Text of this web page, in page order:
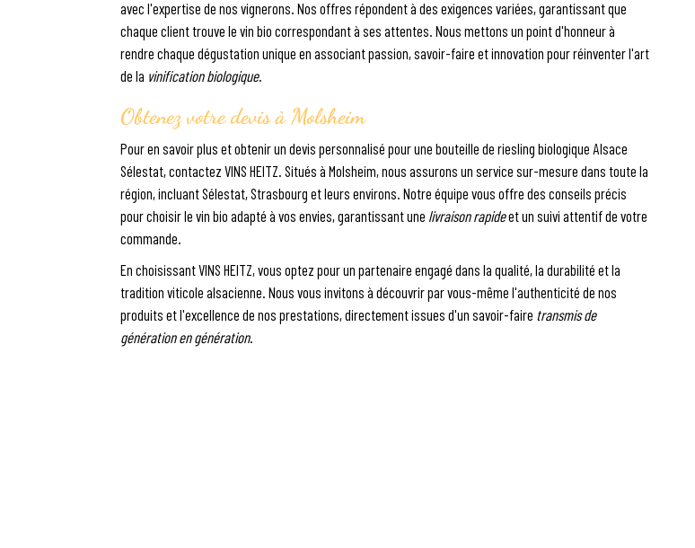
avec l'expertise de nos vignerons. Nos offres répondent à des exigences variées, garantissant que
chaque client trouve le vin bio correspondant à ses attentes. Nous mettons un point d'honneur à
rendre chaque dégustation unique en associant passion, savoir-faire et innovation pour réinventer l'art
de la vinification biologique.
Obtenez votre devis à Molsheim
Pour en savoir plus et obtenir un devis personnalisé pour une bouteille de riesling biologique Alsace
Sélestat, contactez VINS HEITZ. Situés à Molsheim, nous assurons un service sur-mesure dans toute la
région, incluant Sélestat, Strasbourg et leurs environs. Notre équipe vous offre des conseils précis
pour choisir le vin bio adapté à vos envies, garantissant une livraison rapideet un suivi attentif de votre
commande.
En choisissant VINS HEITZ, vous optez pour un partenaire engagé dans la qualité, la durabilité et la
tradition viticole alsacienne. Nous vous invitons à découvrir par vous-même l'authenticité de nos
produits et l'excellence de nos prestations, directement issues d'un savoir-faire transmis de
génération en génération.